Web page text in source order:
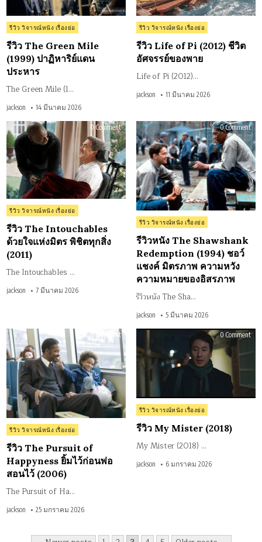
Posted
in
รีวิว วิจารณ์หนัง เรื่องย่อ
รีวิว The Green Mile
(1999) ปาฏิหาริย์แดน
ประหาร
The Green Mile (1…
jackson 14 มีนาคม 2026
Posted
in
รีวิว วิจารณ์หนัง เรื่องย่อ
รีวิว Life of Pi (2012) ชีวิต
อัศจรรย์ของพาย
Life of Pi (2012)…
jackson 11 มีนาคม 2026
0 Commenton
รีวิว
The
Intouchables
ด้วย
ใจ
แห่ง
มิตร
พิชิต
ทุก
สิ่ง
(2011)
Posted
in
รีวิว วิจารณ์หนัง เรื่องย่อ
รีวิว The Intouchables
ด้วยใจแห่งมิตร พิชิตทุกสิ่ง
(2011)
The Intouchables …
jackson 7 มีนาคม 2026
0 Commenton
รีวิว
หนั
The
ชอ
แช
มิต
คว
หวัง
คว
Posted
in
รีวิว วิจารณ์หนัง เรื่องย่อ
รีวิวหนัง The Shawshank
Redemption (1994) ชอว์
แชงค์ มิตรภาพ ความหวัง
ความหมายของอิสรภาพ
รีวิวหนัง The Sha…
jackson 5 มีนาคม 2026
0 Commenton
รีวิว
The
Pursuit
of
Happyness
ยิ้ม
พ่อ
สอน
ไว้
(2006)
Posted
in
รีวิว วิจารณ์หนัง เรื่องย่อ
รีวิว The Pursuit of
Happyness ยิ้มไว้ก่อนพ่อ
สอนไว้ (2006)
The Pursuit of Ha…
jackson 25 มกราคม 2026
0 Commenton
Posted
in
รีวิว วิจารณ์หนัง เรื่องย่อ
รีวิว My Mister (2018)
My Mister (2018) …
jackson 6 มกราคม 2026